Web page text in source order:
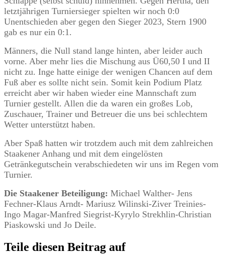
letztjährigen Turniersieger spielten wir noch 0:0
Unentschieden aber gegen den Sieger 2023, Stern 1900
gab es nur ein 0:1.
Männers, die Null stand lange hinten, aber leider auch
vorne. Aber mehr lies die Mischung aus Ü60,50 I und II
nicht zu. Inge hatte einige der wenigen Chancen auf dem
Fuß aber es sollte nicht sein. Somit kein Podium Platz
erreicht aber wir haben wieder eine Mannschaft zum
Turnier gestellt. Allen die da waren ein großes Lob,
Zuschauer, Trainer und Betreuer die uns bei schlechtem
Wetter unterstützt haben.
Aber Spaß hatten wir trotzdem auch mit dem zahlreichen
Staakener Anhang und mit dem eingelösten
Getränkegutschein verabschiedeten wir uns im Regen vom
Turnier.
Die Staakener Beteiligung: Michael Walther- Jens
Fechner-Klaus Arndt- Mariusz Wilinski-Ziver Treinies-
Ingo Magar-Manfred Siegrist-Kyrylo Strekhlin-Christian
Piaskowski und Jo Deile.
Teile diesen Beitrag auf